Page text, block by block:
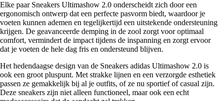
Elke paar Sneakers Ultimashow 2.0 onderscheidt zich door een
ergonomisch ontwerp dat een perfecte pasvorm biedt, waardoor je
voeten kunnen ademen en tegelijkertijd een uitstekende ondersteuning
krijgen. De geavanceerde demping in de zool zorgt voor optimaal
comfort, vermindert de impact tijdens de inspanning en zorgt ervoor
dat je voeten de hele dag fris en ondersteund blijven.
Het hedendaagse design van de Sneakers adidas Ultimashow 2.0 is
ook een groot pluspunt. Met strakke lijnen en een verzorgde esthetiek
passen ze gemakkelijk bij al je outfits, of ze nu sportief of casual zijn.
Deze sneakers zijn niet alleen functioneel, maar ook een echt